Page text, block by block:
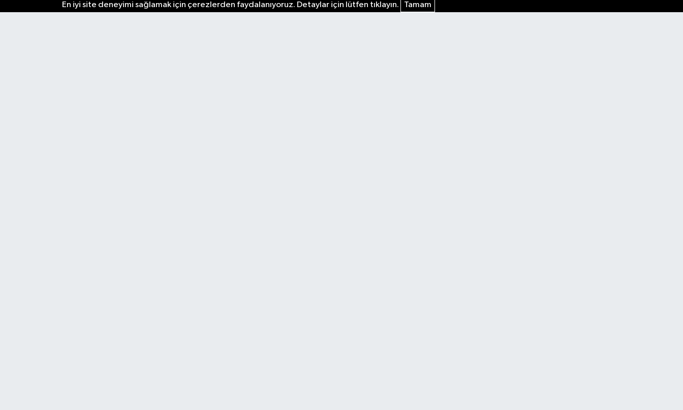
En iyi site deneyimi sağlamak için çerezlerden faydalanıyoruz. Detaylar için lütfen tıklayın. Tamam